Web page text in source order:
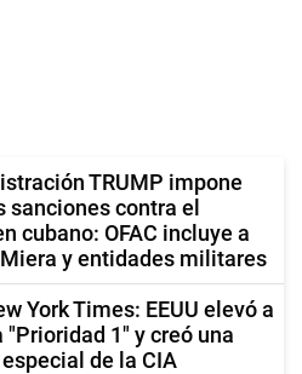
TRUMP impone
sanciones contra el
cubano: OFAC incluye a
y entidades militares
York Times: EEUU elevó a
"Prioridad 1" y creó una
de la CIA